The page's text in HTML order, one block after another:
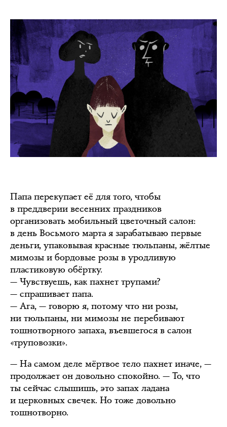
Папа перекупает её для того, чтобы
в преддверии весенних праздников
организовать мобильный цветочный салон:
в день Восьмого марта я зарабатываю первые
деньги, упаковывая красные тюльпаны, жёлтые
мимозы и бордовые розы в уродливую
пластиковую обёртку.
— Чувствуешь, как пахнет трупами?
— спрашивает папа.
— Ага, — говорю я, потому что ни розы,
ни тюльпаны, ни мимозы не перебивают
тошнотворного запаха, въевшегося в салон
«труповозки».
— На самом деле мёртвое тело пахнет иначе, —
продолжает он довольно спокойно. — То, что
ты сейчас слышишь, это запах ладана
и церковных свечек. Но тоже довольно
тошнотворно.